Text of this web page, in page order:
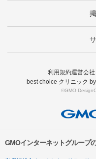
利用規約運営会社
best choice クリニック
©GMO
GMOインターネットグループ